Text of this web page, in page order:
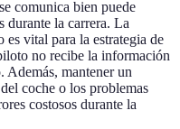
comunica bien puede
durante la carrera. La
vital para la estrategia de
no recibe la información
Además, mantener un
coche o los problemas
costosos durante la